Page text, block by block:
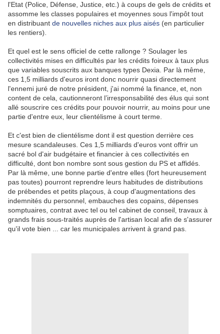
l'Etat (Police, Défense, Justice, etc.) à coups de gels de crédits et
assomme les classes populaires et moyennes sous l'impôt tout
en distribuant de nouvelles niches aux plus aisés (en particulier
les rentiers).
Et quel est le sens officiel de cette rallonge ? Soulager les
collectivités mises en difficultés par les crédits foireux à taux plus
que variables souscrits aux banques types Dexia. Par là même,
ces 1,5 milliards d'euros iront donc nourrir quasi directement
l'ennemi juré de notre président, j'ai nommé la finance, et, non
content de cela, cautionneront l’irresponsabilité des élus qui sont
allé souscrire ces crédits pour pouvoir nourrir, au moins pour une
partie d'entre eux, leur clientélisme à court terme.
Et c'est bien de clientélisme dont il est question derrière ces
mesure scandaleuses. Ces 1,5 milliards d'euros vont offrir un
sacré bol d'air budgétaire et financier à ces collectivités en
difficulté, dont bon nombre sont sous gestion du PS et affidés.
Par là même, une bonne partie d'entre elles (fort heureusement
pas toutes) pourront reprendre leurs habitudes de distributions
de prébendes et petits plaçous, à coup d'augmentations des
indemnités du personnel, embauches des copains, dépenses
somptuaires, contrat avec tel ou tel cabinet de conseil, travaux à
grands frais sous-traités auprès de l'artisan local afin de s'assurer
qu'il vote bien ... car les municipales arrivent à grand pas.